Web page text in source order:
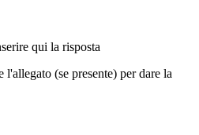
qui la risposta
l'allegato (se presente) per dare la